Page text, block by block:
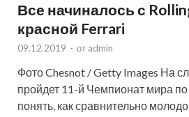
Все начиналось с
красной Ferrari
09.12.2019 - от admin
Фото Chesnot / Getty Images На
пройдет 11-й Чемпионат мира
понять, как сравнительно